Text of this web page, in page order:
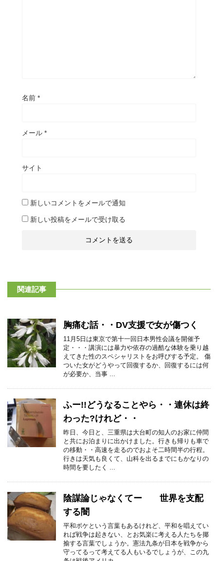
名前 *
メール *
サイト
新しいコメントをメールで通知
新しい投稿をメールで受け取る
関連記事
胸痛む話・・DV支援で女が傷つく
11月5日は東京で第十一回日本男性会議を開催予
定・・・講演には暴力や依存の過酷な体験を乗り越
えてきた性のスペシャリストをお呼びする予定。 傷
ついた女がどうやって回復するか、回復するには何
が必要か、当事 ...
ふー!!どうなることやら・・連休は終
わった?けれど・・
昨日、今日と、三重県は大台町の知人のお家に仲間
と共にお泊まりに出かけました。行きも帰りも車で
の移動・・高速を走るのでおよそ二時間半の行程。
行きは天気も良くて、山科を出るまでにもかなりの
時間を要したく ...
陰謀論じゃなくてー 世界を支配
する闇
平和ボケという言葉もあるけれど、平和を唱えてい
れば戦争は起きない、とお気楽に考える人たちを揶
揄する言葉でしょうか。憲法九条が日本を戦争から
守ってるって考えてる人もいるでしょうが、この九